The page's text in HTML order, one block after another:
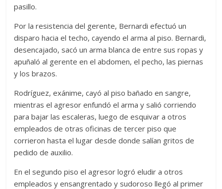
pasillo.
Por la resistencia del gerente, Bernardi efectuó un
disparo hacia el techo, cayendo el arma al piso. Bernardi,
desencajado, sacó un arma blanca de entre sus ropas y
apuñaló al gerente en el abdomen, el pecho, las piernas
y los brazos.
Rodríguez, exánime, cayó al piso bañado en sangre,
mientras el agresor enfundó el arma y salió corriendo
para bajar las escaleras, luego de esquivar a otros
empleados de otras oficinas de tercer piso que
corrieron hasta el lugar desde donde salían gritos de
pedido de auxilio.
En el segundo piso el agresor logró eludir a otros
empleados y ensangrentado y sudoroso llegó al primer